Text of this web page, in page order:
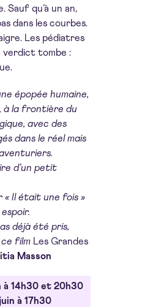
Sauf qu’à un an,
dans les courbes.
Les pédiatres
verdict tombe :
épopée humaine,
à la frontière du
avec des
dans le réel mais
d’un petit
« Il était une fois »
déjà été pris,
ce film Les Grandes
Masson
à 14h30 et 20h30
à 17h30